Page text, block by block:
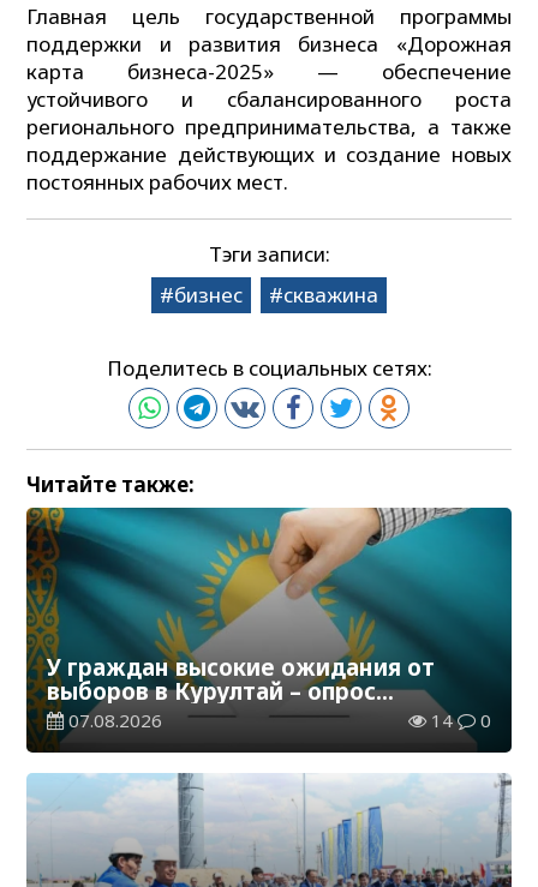
Главная цель государственной программы
поддержки и развития бизнеса «Дорожная
карта бизнеса-2025» — обеспечение
устойчивого и сбалансированного роста
регионального предпринимательства, а также
поддержание действующих и создание новых
постоянных рабочих мест.
Тэги записи:
бизнес
скважина
Поделитесь в социальных сетях:
Читайте также:
У граждан высокие ожидания от
выборов в Курултай – опрос
общественного мнения
07.08.2026 14 0